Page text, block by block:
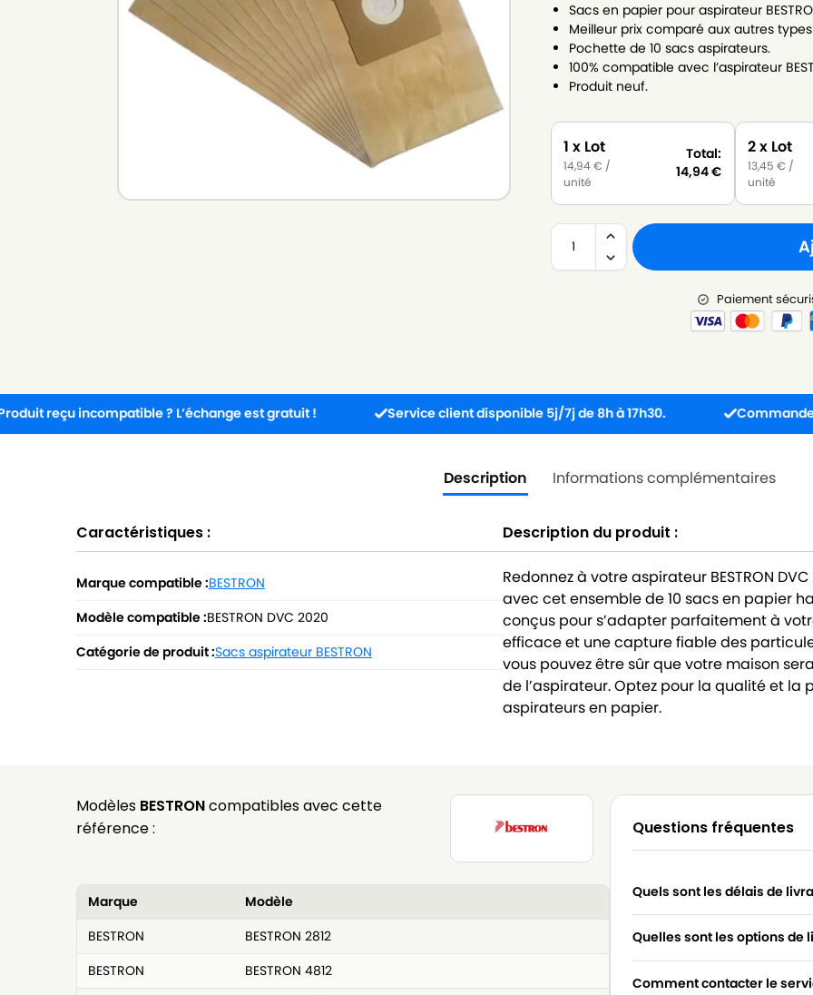
Sacs en papier pour aspirateur
Meilleur prix comparé aux autres
Pochette de 10 sacs aspirateurs.
100% compatible avec l’aspirateur
Produit neuf.
1 x Lot
14,94€ /
unité
Total:
14,94€
2 x Lot
13,45€ /
unité
Paiement
incompatible ? L’échange est gratuit ! Service client disponible 5j/7j de 8h à 17h30. Commandez avant
Description Informations complémentaires
Caractéristiques :
Marque compatible :BESTRON
Modèle compatible :BESTRON DVC 2020
Catégorie de produit :Sacs aspirateur BESTRON
Description du produit :
Redonnez à votre aspirateur BESTRON
avec cet ensemble de 10 sacs en papier
conçus pour s’adapter parfaitement à
efficace et une capture fiable des
vous pouvez être sûr que votre maison
de l’aspirateur. Optez pour la qualité et
aspirateurs en papier.
Modèles BESTRONcompatibles avec cette
référence :
Marque
Modèle
BESTRON
BESTRON 2812
BESTRON
BESTRON 4812
Questions fréquentes
Quels sont les délais de
Quelles sont les options de
Comment contacter le